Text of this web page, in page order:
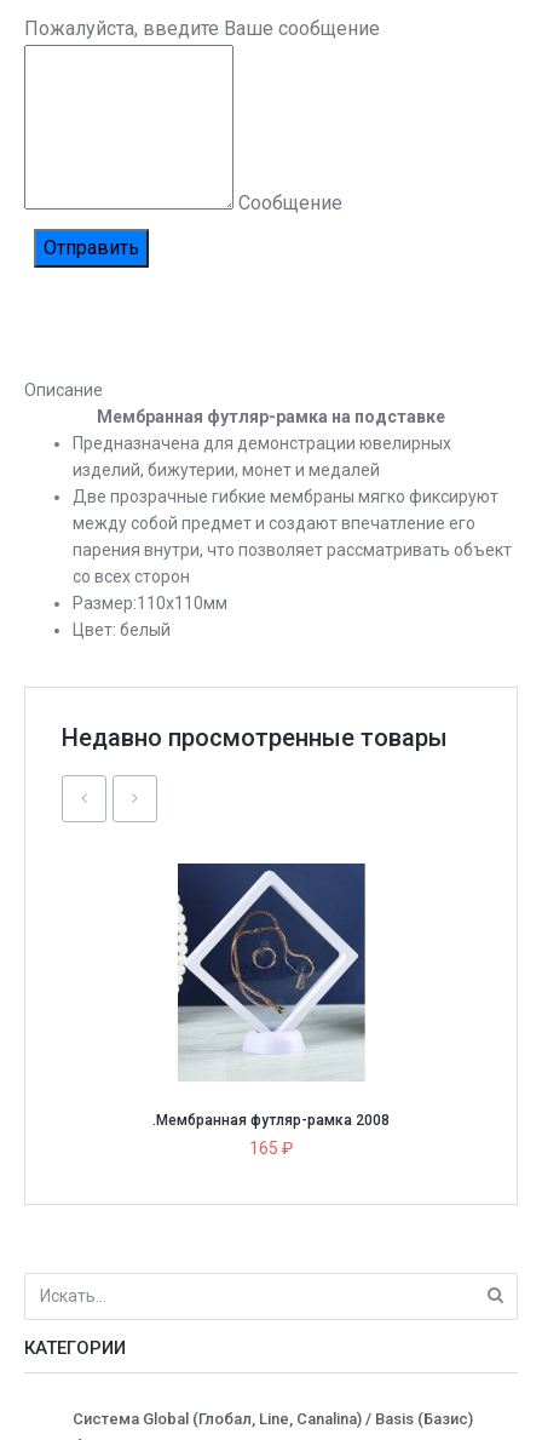
Пожалуйста, введите Ваше сообщение
Сообщение
Описание
Мембранная футляр-рамка на подставке
Предназначена для демонстрации ювелирных
изделий, бижутерии, монет и медалей
Две прозрачные гибкие мембраны мягко фиксируют
между собой предмет и создают впечатление его
парения внутри, что позволяет рассматривать объект
со всех сторон
Размер:110х110мм
Цвет: белый
Недавно просмотренные товары
.Мембранная футляр-рамка 2008
165 ₽
КАТЕГОРИИ
Система Global (Глобал, Line, Canalina) / Basis (Базис)